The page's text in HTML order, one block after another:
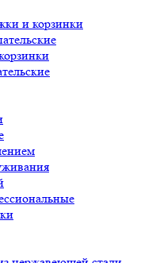
и корзинки